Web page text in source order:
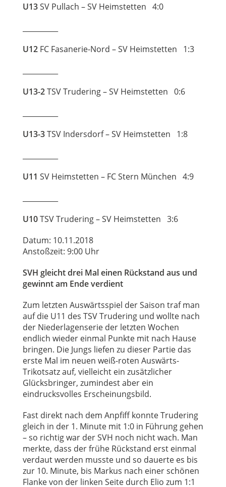
U13SV Pullach – SV Heimstetten 4:0
U12 FC Fasanerie-Nord – SV Heimstetten 1:3
U13-2TSV Trudering – SV Heimstetten 0:6
U13-3TSV Indersdorf – SV Heimstetten 1:8
U11 SV Heimstetten – FC Stern München 4:9
U10TSV Trudering – SV Heimstetten 3:6
Datum: 10.11.2018
Anstoßzeit: 9:00 Uhr
SVH gleicht drei Mal einen Rückstand aus und
gewinnt am Ende verdient
Zum letzten Auswärtsspiel der Saison traf man
auf die U11 des TSV Trudering und wollte nach
der Niederlagenserie der letzten Wochen
endlich wieder einmal Punkte mit nach Hause
bringen. Die Jungs liefen zu dieser Partie das
erste Mal im neuen weiß-roten Auswärts-
Trikotsatz auf, vielleicht ein zusätzlicher
Glücksbringer, zumindest aber ein
eindrucksvolles Erscheinungsbild.
Fast direkt nach dem Anpfiff konnte Trudering
gleich in der 1. Minute mit 1:0 in Führung gehen
– so richtig war der SVH noch nicht wach. Man
merkte, dass der frühe Rückstand erst einmal
verdaut werden musste und so dauerte es bis
zur 10. Minute, bis Markus nach einer schönen
Flanke von der linken Seite durch Elio zum 1:1